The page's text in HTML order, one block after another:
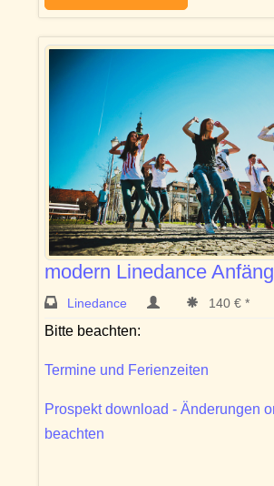
modern Linedance
Linedance 140 € *
Bitte beachten:
Termine und Ferienzeiten
Prospekt download - Änderungen
beachten